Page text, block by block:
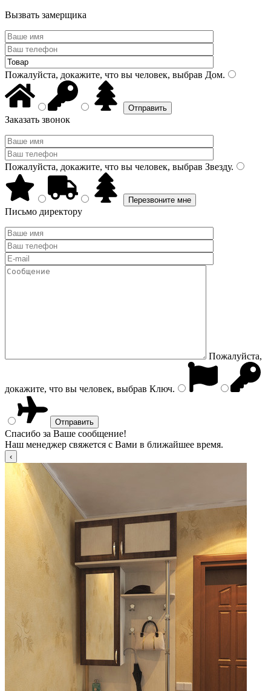
Вызвать замерщика
Пожалуйста, докажите, что вы человек, выбрав Дом.
Заказать звонок
Пожалуйста, докажите, что вы человек, выбрав Звезду.
Письмо директору
Пожалуйста,
докажите, что вы человек, выбрав Ключ.
Спасибо за Ваше сообщение!
Наш менеджер свяжется с Вами в ближайшее время.